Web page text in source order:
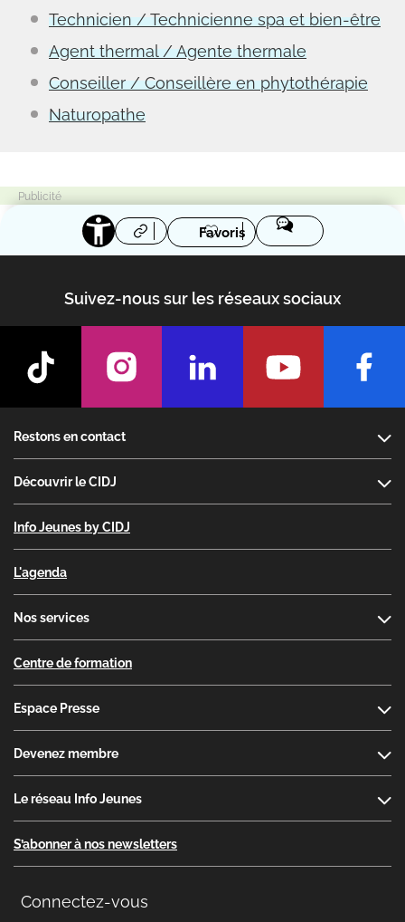
Technicien / Technicienne spa et bien-être
Agent thermal / Agente thermale
Conseiller / Conseillère en phytothérapie
Naturopathe
Favoris
Suivez-nous sur les réseaux sociaux
Restons en contact
Découvrir le CIDJ
Info Jeunes by CIDJ
L'agenda
Nos services
Centre de formation
Espace Presse
Devenez membre
Le réseau Info Jeunes
S’abonner à nos newsletters
Connectez-vous